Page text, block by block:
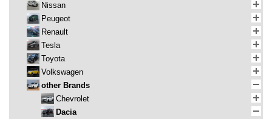
Nissan
Peugeot
Renault
Tesla
Toyota
Volkswagen
other Brands
Chevrolet
Dacia